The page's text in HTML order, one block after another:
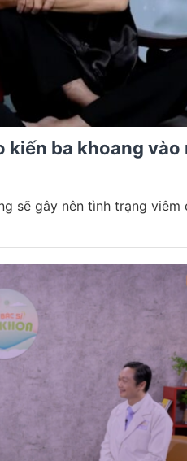
kiến ba khoang vào
sẽ gây nên tình trạng viêm